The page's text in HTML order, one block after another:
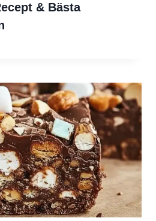
& Bästa